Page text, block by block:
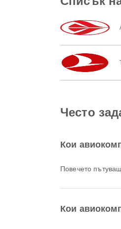
Често
Кои
Повечето
Кои